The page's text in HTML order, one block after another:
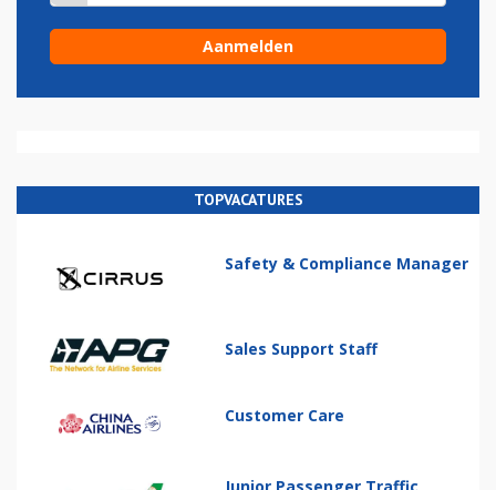
TOPVACATURES
Safety & Compliance Manager
Sales Support Staff
Customer Care